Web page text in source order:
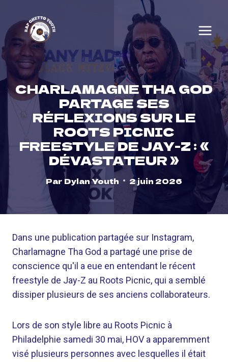
content
CHARLAMAGNE THA GOD
PARTAGE SES
RÉFLEXIONS SUR LE
ROOTS PICNIC
FREESTYLE DE JAY-Z : «
DÉVASTATEUR »
Par Dylan Youth 2 juin 2026
Dans une publication partagée sur Instagram,
Charlamagne Tha God a partagé une prise de
conscience qu'il a eue en entendant le récent
freestyle de Jay-Z au Roots Picnic, qui a semblé
dissiper plusieurs de ses anciens collaborateurs.
Lors de son style libre au Roots Picnic à
Philadelphie samedi 30 mai, HOV a apparemment
visé plusieurs personnes avec lesquelles il était